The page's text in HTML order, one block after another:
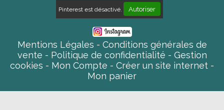
Pinterest est désactivé. Autoriser
Mentions Légales
Conditions générales de
vente
Politique de confidentialité
Gestion
cookies
Mon Compte
Créer un site internet
Mon panier